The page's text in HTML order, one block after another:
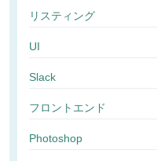
リスティング
UI
Slack
フロントエンド
Photoshop